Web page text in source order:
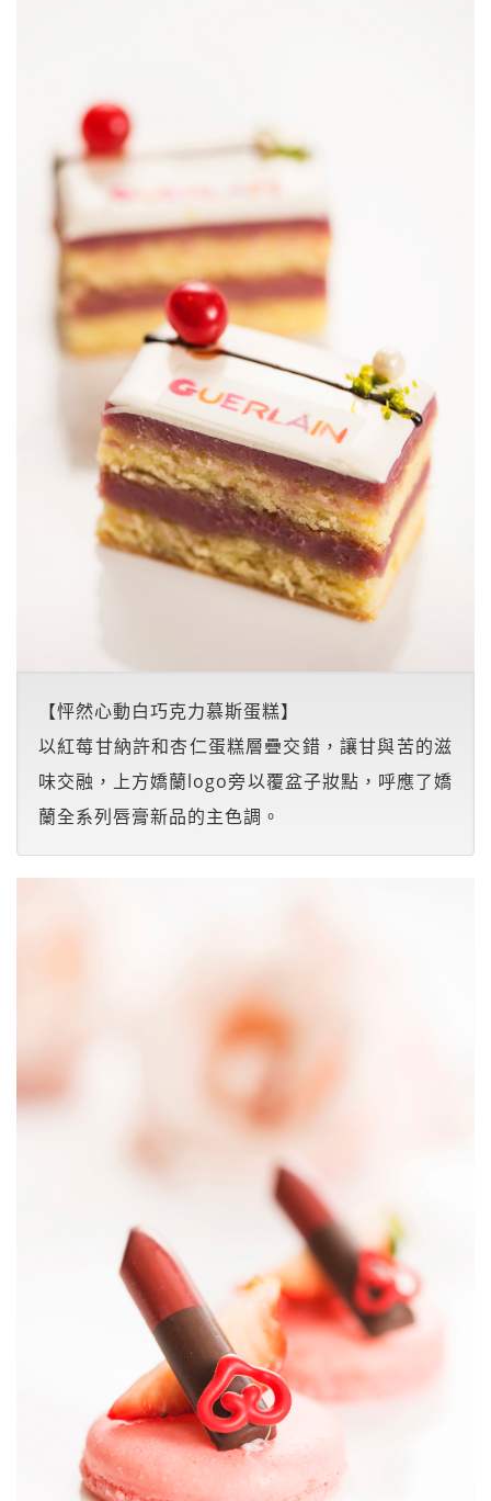
【怦然心動白巧克力慕斯蛋糕】
以紅莓甘納許和杏仁蛋糕層疊交錯，讓甘與苦的滋
味交融，上方嬌蘭logo旁以覆盆子妝點，呼應了嬌
蘭全系列唇膏新品的主色調。